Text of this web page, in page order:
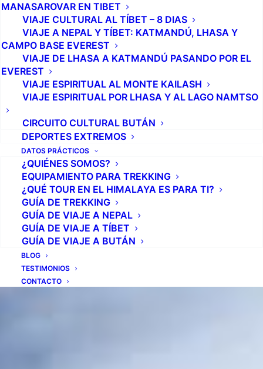
MANASAROVAR EN TIBET
VIAJE CULTURAL AL TÍBET – 8 DIAS
VIAJE A NEPAL Y TÍBET: KATMANDÚ, LHASA Y
CAMPO BASE EVEREST
VIAJE DE LHASA A KATMANDÚ PASANDO POR EL
EVEREST
VIAJE ESPIRITUAL AL MONTE KAILASH
VIAJE ESPIRITUAL POR LHASA Y AL LAGO NAMTSO
CIRCUITO CULTURAL BUTÁN
DEPORTES EXTREMOS
DATOS PRÁCTICOS
¿QUIÉNES SOMOS?
EQUIPAMIENTO PARA TREKKING
¿QUÉ TOUR EN EL HIMALAYA ES PARA TI?
GUÍA DE TREKKING
GUÍA DE VIAJE A NEPAL
GUÍA DE VIAJE A TÍBET
GUÍA DE VIAJE A BUTÁN
BLOG
TESTIMONIOS
CONTACTO